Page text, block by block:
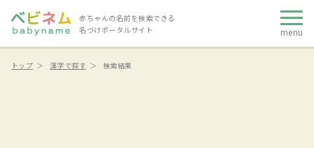
赤ちゃんの名前を検索できる
名づけポータルサイト
menu
トップ 漢字で探す 検索結果